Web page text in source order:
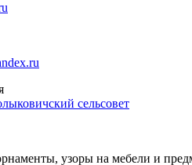
сельсовет